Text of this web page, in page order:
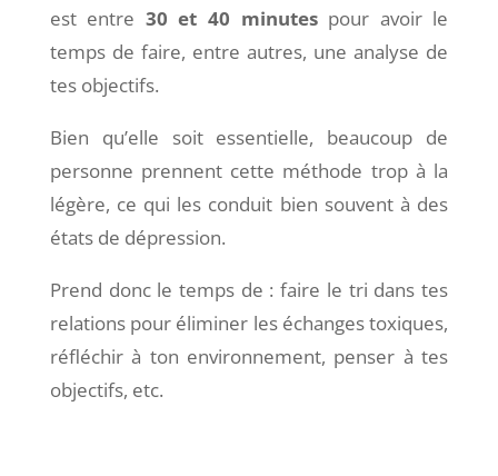
est entre 30 et 40 minutes pour avoir le
temps de faire, entre autres, une analyse de
tes objectifs.
Bien qu’elle soit essentielle, beaucoup de
personne prennent cette méthode trop à la
légère, ce qui les conduit bien souvent à des
états de dépression.
Prend donc le temps de : faire le tri dans tes
relations pour éliminer les échanges toxiques,
réfléchir à ton environnement, penser à tes
objectifs, etc.